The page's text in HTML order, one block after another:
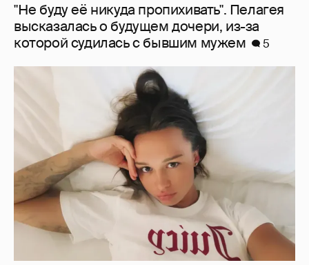
"Не буду её никуда пропихивать". Пелагея
высказалась о будущем дочери, из-за
которой судилась с бывшим мужем
5